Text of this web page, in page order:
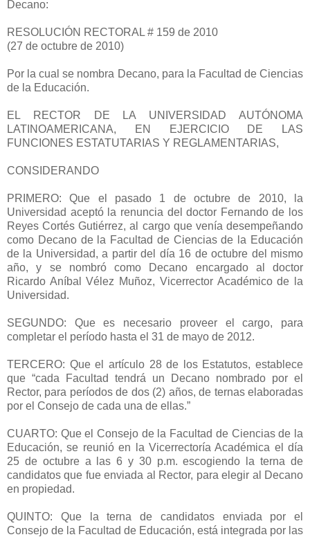
Decano:
RESOLUCIÓN RECTORAL # 159 de 2010
(27 de octubre de 2010)
Por la cual se nombra Decano, para la Facultad de Ciencias
de la Educación.
EL RECTOR DE LA UNIVERSIDAD AUTÓNOMA
LATINOAMERICANA, EN EJERCICIO DE LAS
FUNCIONES ESTATUTARIAS Y REGLAMENTARIAS,
CONSIDERANDO
PRIMERO: Que el pasado 1 de octubre de 2010, la
Universidad aceptó la renuncia del doctor Fernando de los
Reyes Cortés Gutiérrez, al cargo que venía desempeñando
como Decano de la Facultad de Ciencias de la Educación
de la Universidad, a partir del día 16 de octubre del mismo
año, y se nombró como Decano encargado al doctor
Ricardo Aníbal Vélez Muñoz, Vicerrector Académico de la
Universidad.
SEGUNDO: Que es necesario proveer el cargo, para
completar el período hasta el 31 de mayo de 2012.
TERCERO: Que el artículo 28 de los Estatutos, establece
que “cada Facultad tendrá un Decano nombrado por el
Rector, para períodos de dos (2) años, de ternas elaboradas
por el Consejo de cada una de ellas.”
CUARTO: Que el Consejo de la Facultad de Ciencias de la
Educación, se reunió en la Vicerrectoría Académica el día
25 de octubre a las 6 y 30 p.m. escogiendo la terna de
candidatos que fue enviada al Rector, para elegir al Decano
en propiedad.
QUINTO: Que la terna de candidatos enviada por el
Consejo de la Facultad de Educación, está integrada por las